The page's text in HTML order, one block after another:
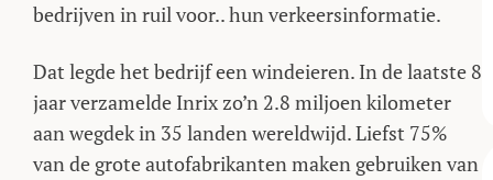
bedrijven in ruil voor.. hun verkeersinformatie.
Dat legde het bedrijf een windeieren. In de laatste 8
jaar verzamelde Inrix zo’n 2.8 miljoen kilometer
aan wegdek in 35 landen wereldwijd. Liefst 75%
van de grote autofabrikanten maken gebruiken van